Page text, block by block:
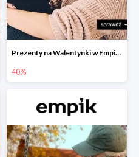
Prezenty na Walentynki w Empiku do -40%
40%